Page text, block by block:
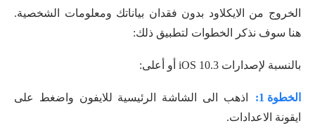
الخروج من الايكلاود بدون فقدان بياناتك ومعلومات الشخصية.
هنا سوف نذكر الخطوات لتطبيق ذلك:
بالنسبة لإصدارات iOS 10.3 أو أعلى:
الخطوة 1:
اذهب الى الشاشة الرئيسية للايفون واضغط على
ايقونة الاعدادات.